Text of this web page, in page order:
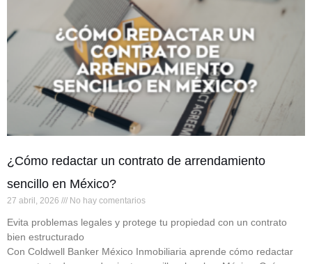
¿Cómo redactar un contrato de arrendamiento
sencillo en México?
27 abril, 2026 No hay comentarios
Evita problemas legales y protege tu propiedad con un contrato
bien estructurado
Con Coldwell Banker México Inmobiliaria aprende cómo redactar